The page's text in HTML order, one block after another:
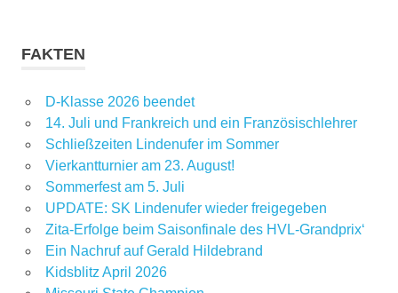
FAKTEN
D-Klasse 2026 beendet
14. Juli und Frankreich und ein Französischlehrer
Schließzeiten Lindenufer im Sommer
Vierkantturnier am 23. August!
Sommerfest am 5. Juli
UPDATE: SK Lindenufer wieder freigegeben
Zita-Erfolge beim Saisonfinale des HVL-Grandprix‘
Ein Nachruf auf Gerald Hildebrand
Kidsblitz April 2026